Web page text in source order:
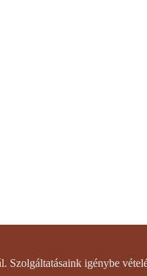
Szolgáltatásaink igénybe